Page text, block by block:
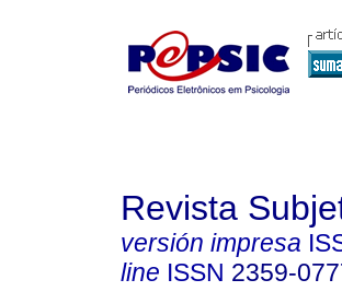
Revista
versión impresa
line ISSN 2359-